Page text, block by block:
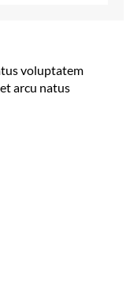
voluptatem
arcu natus